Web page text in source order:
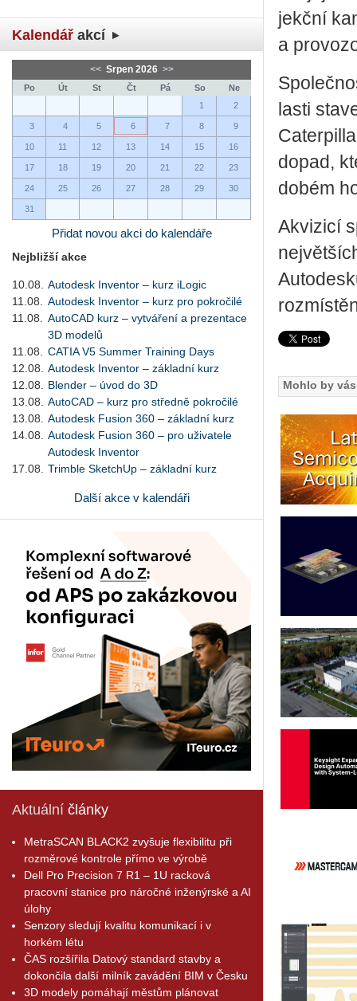
Kalendář akcí
<< Srpen 2026 >>
Po Út St Čt Pá So
Ne
1
2
3 4 5 6 7 8 9
10 11 12 13 14 15 16
17 18 19 20 21 22 23
24 25 26 27 28 29 30
31
Přidat novou akci do kalendáře
Nejbližší akce
10.08.
Autodesk Inventor – kurz iLogic
11.08.
Autodesk Inventor – kurz pro pokročilé
11.08.
AutoCAD kurz – vytváření a prezentace
3D modelů
11.08.
CATIA V5 Summer Training Days
12.08.
Autodesk Inventor – základní kurz
12.08.
Blender – úvod do 3D
13.08.
AutoCAD – kurz pro středně pokročilé
13.08.
Autodesk Fusion 360 – základní kurz
14.08.
Autodesk Fusion 360 – pro uživatele
Autodesk Inventor
17.08.
Trimble SketchUp – základní kurz
Další akce v kalendáři
Aktuální články
MetraSCAN BLACK2 zvyšuje flexibilitu při
rozměrové kontrole přímo ve výrobě
Dell Pro Precision 7 R1 – 1U racková
pracovní stanice pro náročné inženýrské a AI
úlohy
Senzory sledují kvalitu komunikací i v
horkém létu
ČAS rozšířila Datový standard stavby a
dokončila další milník zavádění BIM v Česku
3D modely pomáhají městům plánovat
jekč­ní
a
las­ti
dopad,
do­bém
Akvi­zi­cí
Mohlo by